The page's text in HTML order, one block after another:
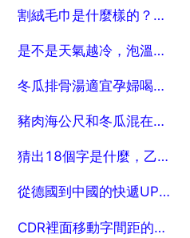
2025-07-25 割絨毛巾是什麼樣的？不割絨又有什麼其別？
2025-07-25 是不是天氣越冷，泡溫泉的效果越好？
2025-07-25 冬瓜排骨湯適宜孕婦喝嗎 常見好處有哪些
2025-07-25 豬肉海公尺和冬瓜混在一起有沒有危害
2025-07-25 猜出18個字是什麼，乙個字猜出18個字正確答案是多少
2025-07-25 從德國到中國的快遞UPS 還是DHL 哪種最快
2025-07-25 CDR裡面移動字間距的快捷鍵是什麼